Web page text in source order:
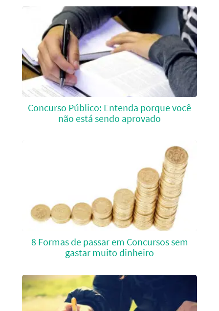
Concurso Público: Entenda porque você
não está sendo aprovado
8 Formas de passar em Concursos sem
gastar muito dinheiro